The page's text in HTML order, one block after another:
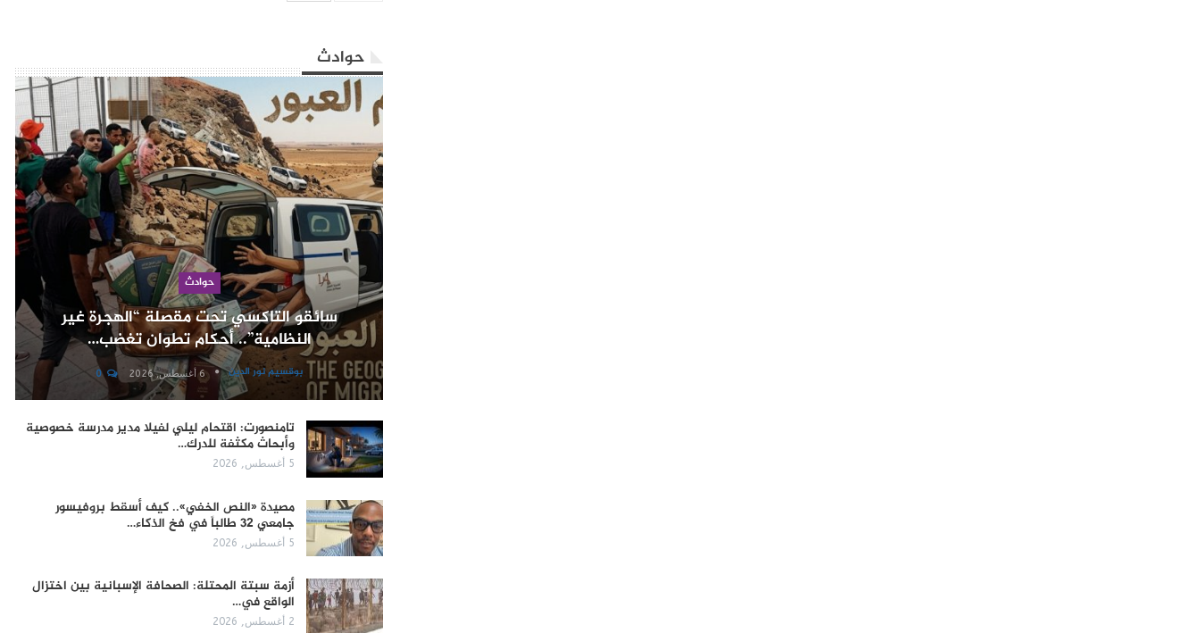
حوادث
حوادث
سائقو التاكسي تحت مقصلة “الهجرة غير
النظامية”.. أحكام تطوان تغضب…
بوقسيم نور الدين 6 أغسطس, 2026 0
تامنصورت: اقتحام ليلي لفيلا مدير مدرسة خصوصية
وأبحاث مكثفة للدرك…
5 أغسطس, 2026
مصيدة «النص الخفي».. كيف أسقط بروفيسور
جامعي 32 طالباً في فخ الذكاء…
5 أغسطس, 2026
أزمة سبتة المحتلة: الصحافة الإسبانية بين اختزال
الواقع في…
2 أغسطس, 2026